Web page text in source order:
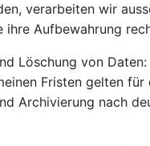
verarbeiten wir
ihre Aufbewahrung
Löschung von Daten:
Fristen gelten für
Archivierung nach